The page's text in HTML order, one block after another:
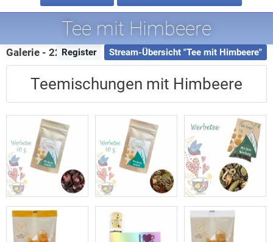
Tee mit Himbeere
Galerie - 223 Treffer
Register Stream-Übersicht "Tee mit Himbeere"
Teemischungen mit Himbeere